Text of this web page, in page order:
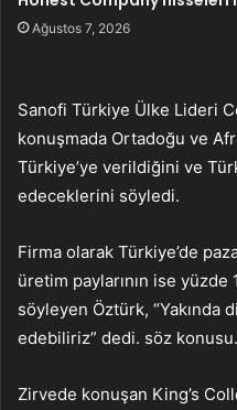
Ağustos 7, 2026
Sanofi Türkiye Ülke Lideri
konuşmada Ortadoğu ve
Türkiye’ye verildiğini ve
edeceklerini söyledi.
Firma olarak Türkiye’de
üretim paylarının ise yüzde
söyleyen Öztürk, “Yakında
edebiliriz” dedi. söz konusu.
Zirvede konuşan King’s